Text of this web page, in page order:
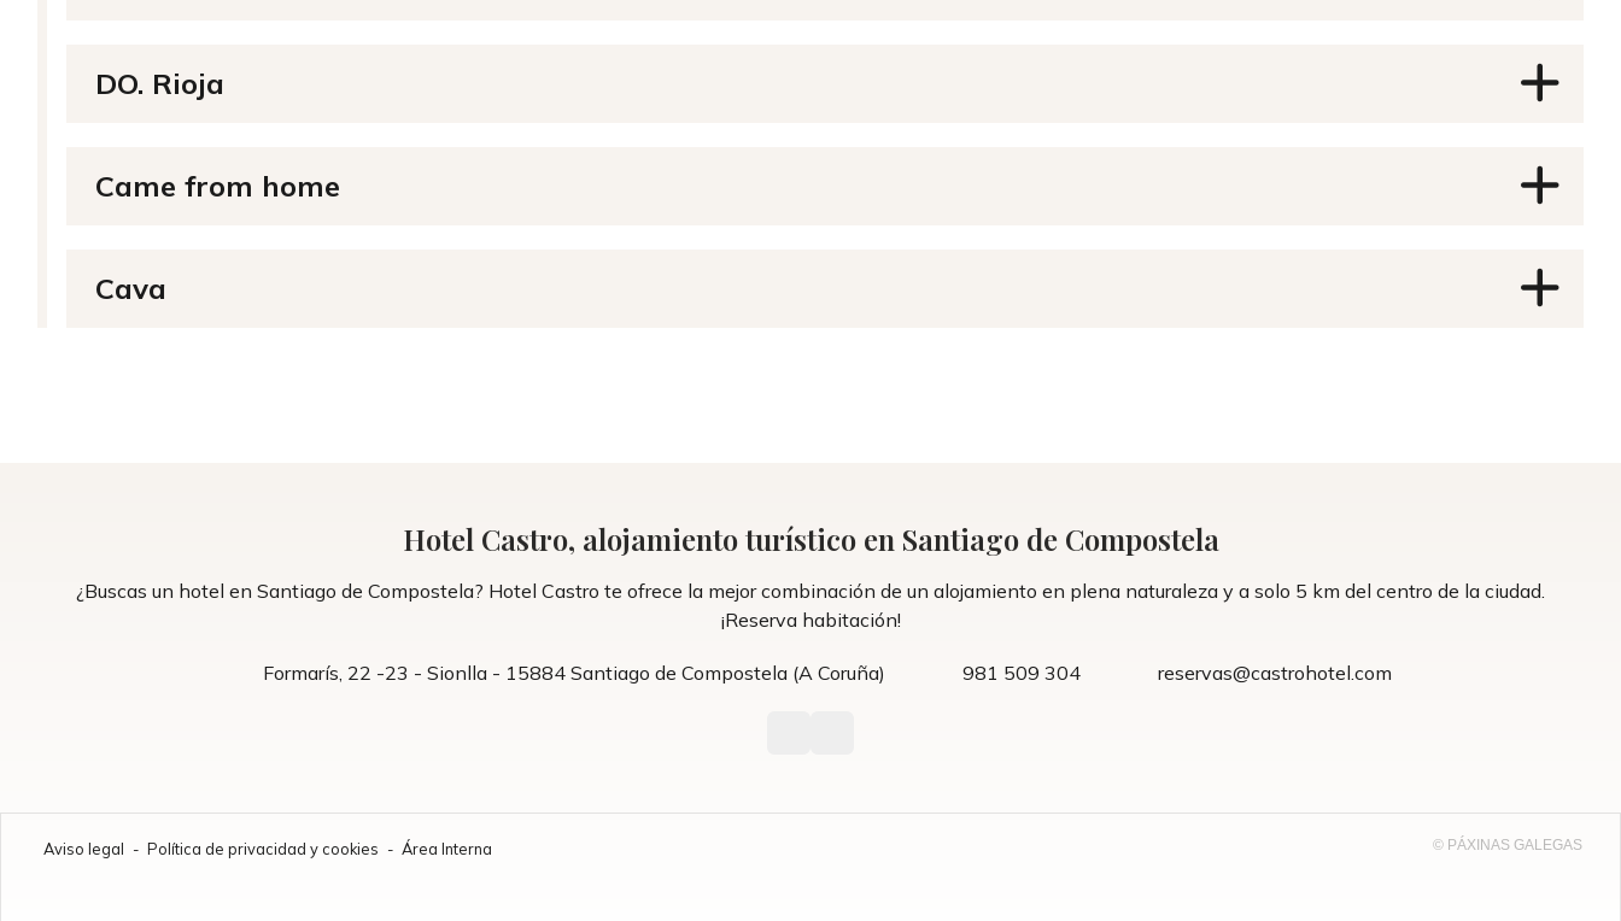
DO. Rioja
Came from home
Cava
Hotel Castro, alojamiento turístico en Santiago de Compostela
¿Buscas un hotel en Santiago de Compostela? Hotel Castro te ofrece la mejor combinación de un alojamiento en plena naturaleza y a solo 5 km del centro de la ciudad.
¡Reserva habitación!
Formarís, 22 -23 - Sionlla - 15884 Santiago de Compostela (A Coruña) 981 509 304 reservas@castrohotel.com
Aviso legal - Política de privacidad y cookies - Área Interna © PÁXINAS GALEGAS